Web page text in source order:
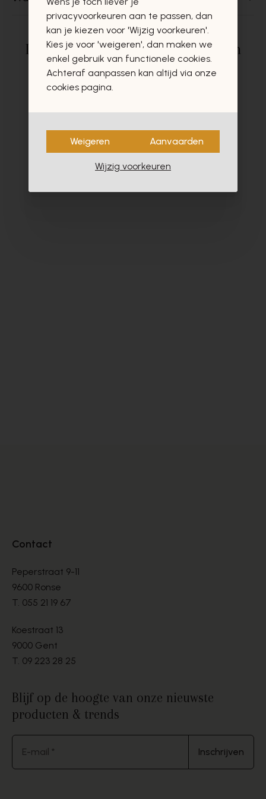
Deze producten zullen u zeker en
vast ook interesseren
Contact
Peperstraat 9-11
9600 Ronse
T. 055 21 19 67
Koestraat 13
9000 Gent
T. 09 223 28 25
Blijf op de hoogte van onze nieuwste
producten & trends
E-mail * Inschrijven
privacyvoorkeuren aan te passen, dan
kan je kiezen voor 'Wijzig voorkeuren'.
Kies je voor 'weigeren', dan maken we
enkel gebruik van functionele cookies.
Achteraf aanpassen kan altijd via onze
cookies pagina.
Weigeren Aanvaarden
Wijzig voorkeuren